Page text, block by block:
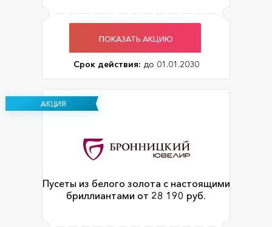
ПОКАЗАТЬ АКЦИЮ
Срок действия: до 01.01.2030
АКЦИЯ
Пусеты из белого золота с настоящими
бриллиантами от 28 190 руб.